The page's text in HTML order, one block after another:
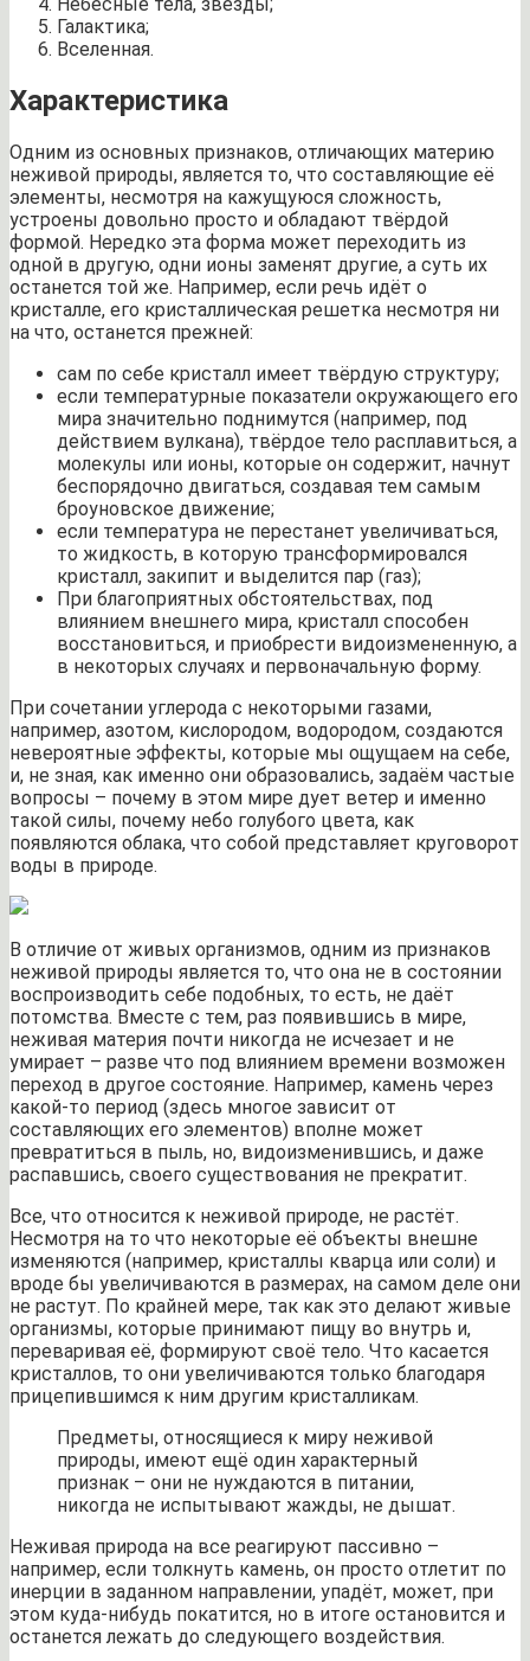
Галактика;
Вселенная.
Характеристика
Одним из основных признаков, отличающих материю
неживой природы, является то, что составляющие её
элементы, несмотря на кажущуюся сложность,
устроены довольно просто и обладают твёрдой
формой. Нередко эта форма может переходить из
одной в другую, одни ионы заменят другие, а суть их
останется той же. Например, если речь идёт о
кристалле, его кристаллическая решетка несмотря ни
на что, останется прежней:
сам по себе кристалл имеет твёрдую структуру;
если температурные показатели окружающего его
мира значительно поднимутся (например, под
действием вулкана), твёрдое тело расплавиться, а
молекулы или ионы, которые он содержит, начнут
беспорядочно двигаться, создавая тем самым
броуновское движение;
если температура не перестанет увеличиваться,
то жидкость, в которую трансформировался
кристалл, закипит и выделится пар (газ);
При благоприятных обстоятельствах, под
влиянием внешнего мира, кристалл способен
восстановиться, и приобрести видоизмененную, а
в некоторых случаях и первоначальную форму.
При сочетании углерода с некоторыми газами,
например, азотом, кислородом, водородом, создаются
невероятные эффекты, которые мы ощущаем на себе,
и, не зная, как именно они образовались, задаём частые
вопросы – почему в этом мире дует ветер и именно
такой силы, почему небо голубого цвета, как
появляются облака, что собой представляет круговорот
воды в природе.
В отличие от живых организмов, одним из признаков
неживой природы является то, что она не в состоянии
воспроизводить себе подобных, то есть, не даёт
потомства. Вместе с тем, раз появившись в мире,
неживая материя почти никогда не исчезает и не
умирает – разве что под влиянием времени возможен
переход в другое состояние. Например, камень через
какой-то период (здесь многое зависит от
составляющих его элементов) вполне может
превратиться в пыль, но, видоизменившись, и даже
распавшись, своего существования не прекратит.
Все, что относится к неживой природе, не растёт.
Несмотря на то что некоторые её объекты внешне
изменяются (например, кристаллы кварца или соли) и
вроде бы увеличиваются в размерах, на самом деле они
не растут. По крайней мере, так как это делают живые
организмы, которые принимают пищу во внутрь и,
переваривая её, формируют своё тело. Что касается
кристаллов, то они увеличиваются только благодаря
прицепившимся к ним другим кристалликам.
Предметы, относящиеся к миру неживой
природы, имеют ещё один характерный
признак – они не нуждаются в питании,
никогда не испытывают жажды, не дышат.
Неживая природа на все реагируют пассивно –
например, если толкнуть камень, он просто отлетит по
инерции в заданном направлении, упадёт, может, при
этом куда-нибудь покатится, но в итоге остановится и
останется лежать до следующего воздействия.